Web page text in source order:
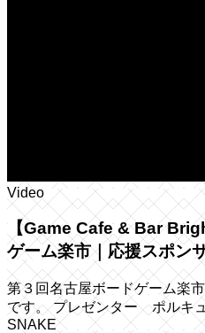
Video
【Game Cafe & Bar
ゲーム楽市｜応援スポン
第３回名古屋ボードゲーム楽
です。 プレゼンター ポルキ
SNAKE